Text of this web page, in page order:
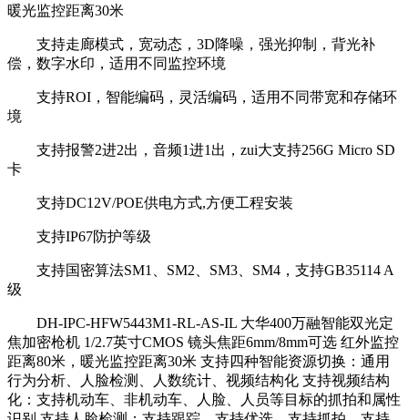
暖光监控距离30米
支持走廊模式，宽动态，3D降噪，强光抑制，背光补
偿，数字水印，适用不同监控环境
支持ROI，智能编码，灵活编码，适用不同带宽和存储环
境
支持报警2进2出，音频1进1出，zui大支持256G Micro SD
卡
支持DC12V/POE供电方式,方便工程安装
支持IP67防护等级
支持国密算法SM1、SM2、SM3、SM4，支持GB35114 A
级
DH-IPC-HFW5443M1-RL-AS-IL 大华400万融智能双光定
焦加密枪机 1/2.7英寸CMOS 镜头焦距6mm/8mm可选 红外监控
距离80米，暖光监控距离30米 支持四种智能资源切换：通用
行为分析、人脸检测、人数统计、视频结构化 支持视频结构
化：支持机动车、非机动车、人脸、人员等目标的抓拍和属性